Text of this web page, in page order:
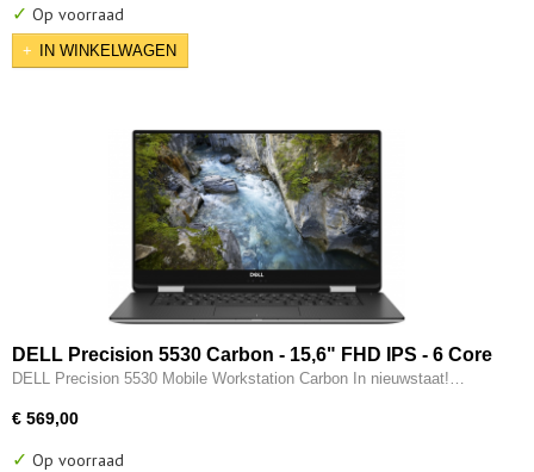
✓ Op voorraad
IN WINKELWAGEN
DELL Precision 5530 Carbon - 15,6" FHD IPS - 6 Core
- 8e generatie i7 - 32GB - 512GB SSD - Thunderbolt -
DELL Precision 5530 Mobile Workstation Carbon In nieuwstaat!…
€ 569,00
✓ Op voorraad